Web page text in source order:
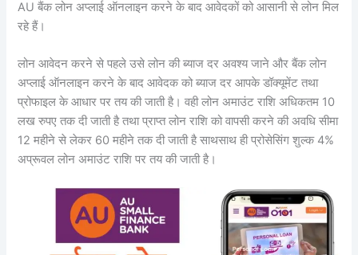
AU बैंक लोन अप्लाई ऑनलाइन करने के बाद आवेदकों को आसानी से लोन मिल
रहे हैं।
लोन आवेदन करने से पहले उसे लोन की ब्याज दर अवश्य जाने और बैंक लोन
अप्लाई ऑनलाइन करने के बाद आवेदक को ब्याज दर आपके डॉक्यूमेंट तथा
प्रोफाइल के आधार पर तय की जाती है। वही लोन अमाउंट राशि अधिकतम 10
लख रुपए तक दी जाती है तथा प्राप्त लोन राशि को वापसी करने की अवधि सीमा
12 महीने से लेकर 60 महीने तक दी जाती है साथसाथ ही प्रोसेसिंग शुल्क 4%
अप्रूवल लोन अमाउंट राशि पर तय की जाती है।